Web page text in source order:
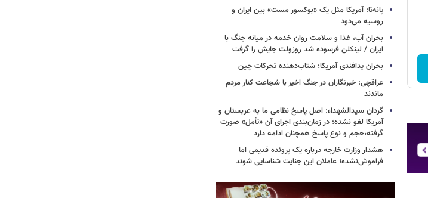
پانه‌تا: آمریکا مثل یک «بوکسور مست» بین ایران و
روسیه می‌دود
بحران آب، غذا و سلامت روان خدمه در میانه جنگ با
ایران / لینکلن فرسوده شد روزولت جایش را گرفت
بحران پدافندی آمریکا؛ شتاب‌دهنده تحرکات چین
عراقچی: خبرنگاران در جنگ اخیر با شجاعت کنار مردم
ماندند
گردان سیدالشهداء: اصل پاسخ نظامی ما به عربستان و
آمریکا لغو نشده؛ در زمان‌بندی اجرای آن «تأمل» صورت
گرفته،حجم و نوع پاسخ همچنان ادامه دارد
هشدار وزارت خارجه درباره یک پرونده قدیمی اما
فراموش‌نشده؛ عاملان این جنایت شناسایی شوند